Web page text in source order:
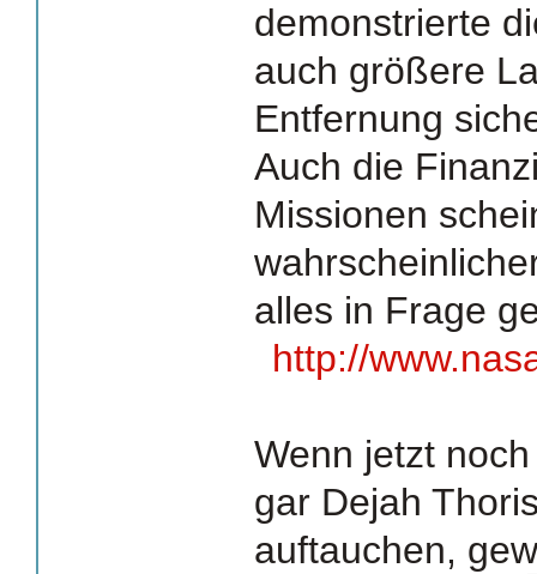
demonstrierte
auch größere
Entfernung
Auch die
Missionen
alles in Frage
http://
Wenn jetzt
gar Dejah
auftauchen,